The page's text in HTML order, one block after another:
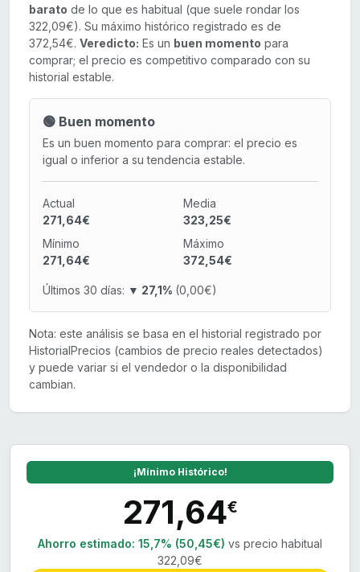
barato de lo que es habitual (que suele rondar los
322,09€). Su máximo histórico registrado es de
372,54€. Veredicto: Es un buen momento para
comprar; el precio es competitivo comparado con su
historial estable.
🟢 Buen momento
Es un buen momento para comprar: el precio es
igual o inferior a su tendencia estable.
Actual
271,64€
Media
323,25€
Mínimo
271,64€
Máximo
372,54€
Últimos 30 días: ▼ 27,1% (0,00€)
Nota: este análisis se basa en el historial registrado por
HistorialPrecios (cambios de precio reales detectados)
y puede variar si el vendedor o la disponibilidad
cambian.
¡Mínimo Histórico!
271,64€
Ahorro estimado: 15,7% (50,45€) vs precio habitual
322,09€